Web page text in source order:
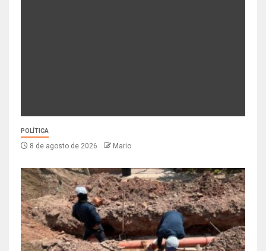
POLÍTICA
8 de agosto de 2026 Mario